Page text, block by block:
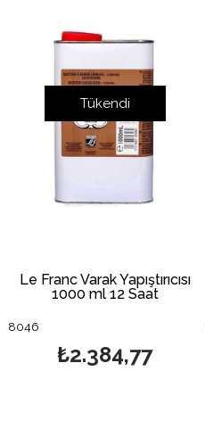
Tükendi
Le Franc Varak Yapıştırıcısı
1000 ml 12 Saat
8046
₺2.384,77